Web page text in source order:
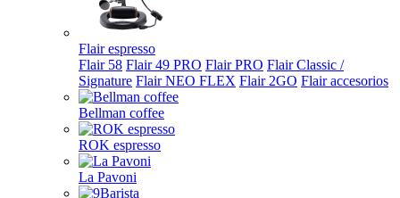
Flair espresso
Flair 58 Flair 49 PRO Flair PRO Flair Classic /
Signature Flair NEO FLEX Flair 2GO Flair accesorios
Bellman coffee
ROK espresso
La Pavoni